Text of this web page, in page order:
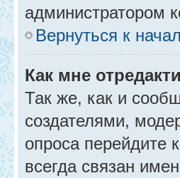
администратором
Вернуться к
Как мне
Так же, как и
создателями,
опроса перейдите
всегда связан